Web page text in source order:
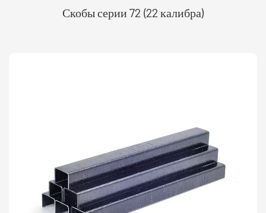
Скобы серии 72 (22 калибра)